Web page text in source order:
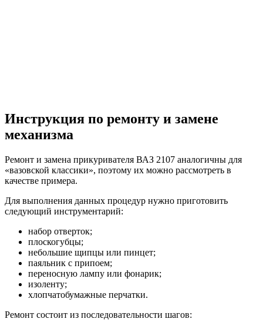
Инструкция по ремонту и замене
механизма
Ремонт и замена прикуривателя ВАЗ 2107 аналогичны для
«вазовской классики», поэтому их можно рассмотреть в
качестве примера.
Для выполнения данных процедур нужно приготовить
следующий инструментарий:
набор отверток;
плоскогубцы;
небольшие щипцы или пинцет;
паяльник с припоем;
переносную лампу или фонарик;
изоленту;
хлопчатобумажные перчатки.
Ремонт состоит из последовательности шагов: